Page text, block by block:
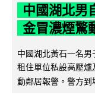
中國湖北男
金冒濃煙驚
中國湖北黃石一名
租住單位私設高壓
動鄰居報警。警方到